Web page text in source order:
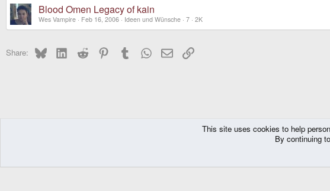
Blood Omen Legacy of kain
Wes Vampire Feb 16, 2006 Ideen und Wünsche 7 2K
Share: Bluesky LinkedInReddit PinterestTumblrWhatsApp
EmailLink
Ideen und Wünsche
This site uses cookies to help
By continuing